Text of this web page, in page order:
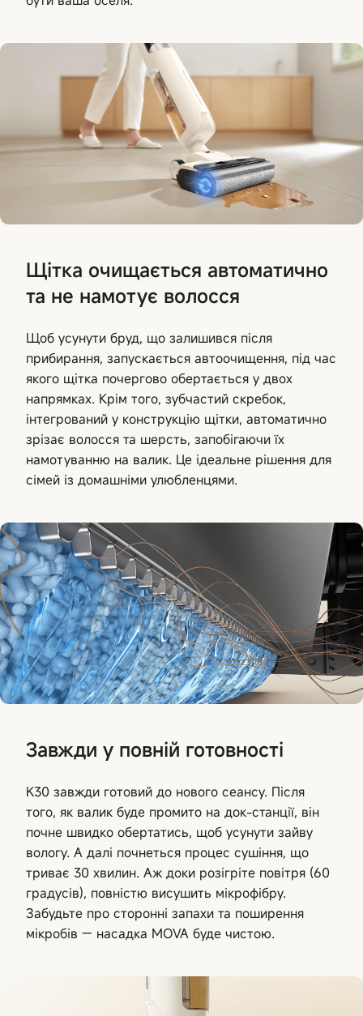
Щітка очищається автоматично
та не намотує волосся
Щоб усунути бруд, що залишився після
прибирання, запускається автоочищення, під час
якого щітка почергово обертається у двох
напрямках. Крім того, зубчастий скребок,
інтегрований у конструкцію щітки, автоматично
зрізає волосся та шерсть, запобігаючи їх
намотуванню на валик. Це ідеальне рішення для
сімей із домашніми улюбленцями.
Завжди у повній готовності
K30 завжди готовий до нового сеансу. Після
того, як валик буде промито на док-станції, він
почне швидко обертатись, щоб усунути зайву
вологу. А далі почнеться процес сушіння, що
триває 30 хвилин. Аж доки розігріте повітря (60
градусів), повністю висушить мікрофібру.
Забудьте про сторонні запахи та поширення
мікробів — насадка MOVA буде чистою.